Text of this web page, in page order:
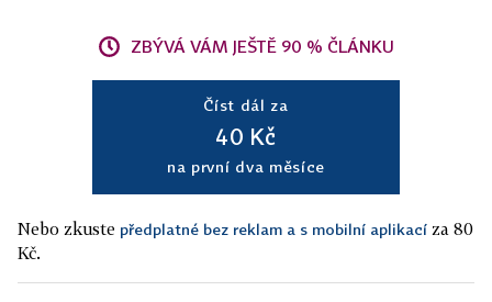
ZBÝVÁ VÁM JEŠTĚ 90 % ČLÁNKU
Číst dál za
40 Kč
na první dva měsíce
Nebo zkuste předplatné bez reklam a s mobilní aplikací za 80
Kč.